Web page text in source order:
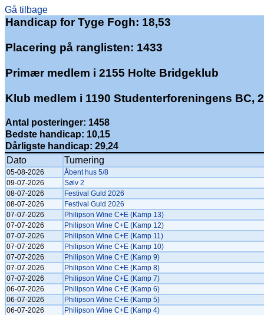
Gå tilbage
Handicap for Tyge Fogh: 18,53
Placering på ranglisten: 1433
Primær medlem i 2155 Holte Bridgeklub
Klub medlem i 1190 Studenterforeningens BC,
Antal posteringer: 1458
Bedste handicap: 10,15
Dårligste handicap: 29,24
Dato
Turnering
05-08-2026
Åbent hus 5/8
09-07-2026
Sølv 2
08-07-2026
Festival Guld 2026
08-07-2026
Festival Guld 2026
07-07-2026
Philipson Wine C+E (Kamp 13)
07-07-2026
Philipson Wine C+E (Kamp 12)
07-07-2026
Philipson Wine C+E (Kamp 11)
07-07-2026
Philipson Wine C+E (Kamp 10)
07-07-2026
Philipson Wine C+E (Kamp 9)
07-07-2026
Philipson Wine C+E (Kamp 8)
07-07-2026
Philipson Wine C+E (Kamp 7)
06-07-2026
Philipson Wine C+E (Kamp 6)
06-07-2026
Philipson Wine C+E (Kamp 5)
06-07-2026
Philipson Wine C+E (Kamp 4)